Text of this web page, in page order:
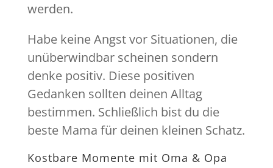
werden.
Habe keine Angst vor Situationen, die
unüberwindbar scheinen sondern
denke positiv. Diese positiven
Gedanken sollten deinen Alltag
bestimmen. Schließlich bist du die
beste Mama für deinen kleinen Schatz.
Kostbare Momente mit Oma & Opa